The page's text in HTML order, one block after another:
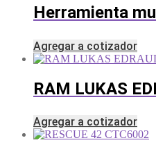
Herramienta
Agregar a cotizador
RAM LUKAS
Agregar a cotizador